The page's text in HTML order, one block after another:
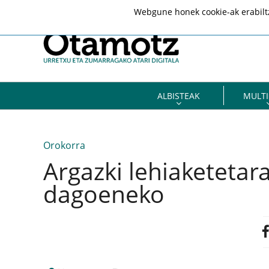
ALBISTEAK
Orokorra
Argazki
dagoeneko
Webgune honek cookie-ak